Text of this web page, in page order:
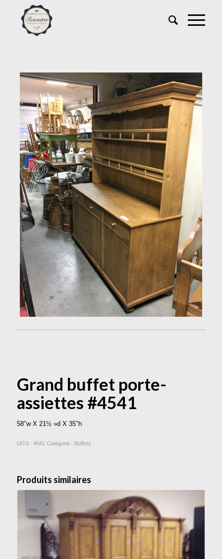
Grand buffet porte-
assiettes #4541
58″w X 21½ »d X 35″h
UGS : 4541 Catégorie : Buffets
Produits similaires